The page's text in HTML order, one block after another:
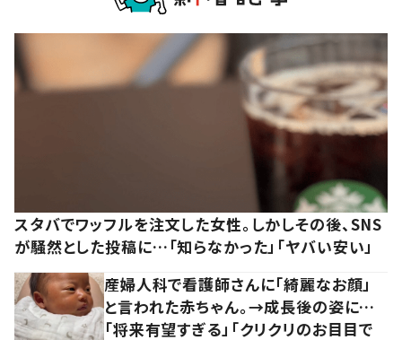
スタバでワッフルを注文した女性。しかしその後、SNS
が騒然とした投稿に…「知らなかった」「ヤバい安い」
産婦人科で看護師さんに「綺麗なお顔」
と言われた赤ちゃん。→成長後の姿に…
「将来有望すぎる」「クリクリのお目目で